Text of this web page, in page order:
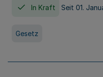
In Kraft Seit 01.
Gesetz